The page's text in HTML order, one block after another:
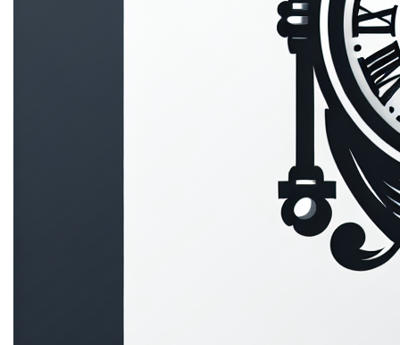
2060 Antwerpen aan de Oudesteenweg 87, Bus 3 met
Ondernemingsnummer BE0459777624 is de
verantwoordelijke voor het privacybeleid. Voor alle
vragen en/of opmerkingen kan je terecht op het
hierboven vermelde adres of op het emailadres
3. Wijziging en update van
We kunnen het privacybeleid op elk moment wijzigen,